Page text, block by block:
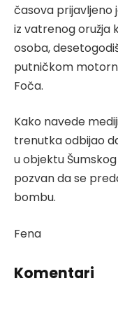
časova prijavljeno
iz vatrenog oružja
osoba,
putničkom
Foča.
Kako navede
trenutka odbijao
u objektu
pozvan da se
bombu.
Fena
Komentari